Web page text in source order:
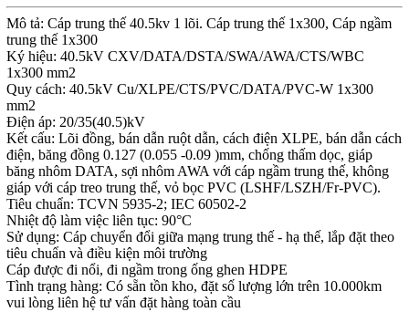
Mô tả: Cáp trung thế 40.5kv 1 lõi. Cáp trung thế 1x300, Cáp ngầm
trung thế 1x300
Ký hiệu: 40.5kV CXV/DATA/DSTA/SWA/AWA/CTS/WBC
1x300 mm2
Quy cách: 40.5kV Cu/XLPE/CTS/PVC/DATA/PVC-W 1x300
mm2
Điện áp: 20/35(40.5)kV
Kết cấu: Lõi đồng, bán dẫn ruột dẫn, cách điện XLPE, bán dẫn cách
điện, băng đồng 0.127 (0.055 -0.09 )mm, chống thấm dọc, giáp
băng nhôm DATA, sợi nhôm AWA với cáp ngầm trung thế, không
giáp với cáp treo trung thế, vỏ bọc PVC (LSHF/LSZH/Fr-PVC).
Tiêu chuẩn: TCVN 5935-2; IEC 60502-2
Nhiệt độ làm việc liên tục: 90°C
Sử dụng: Cáp chuyển đổi giữa mạng trung thế - hạ thế, lắp đặt theo
tiêu chuẩn và điều kiện môi trường
Cáp được đi nổi, đi ngầm trong ống ghen HDPE
Tình trạng hàng: Có sẵn tồn kho, đặt số lượng lớn trên 10.000km
vui lòng liên hệ tư vấn đặt hàng toàn cầu